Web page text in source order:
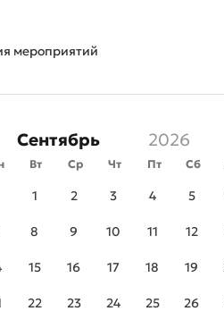
мероприятий
Сентябрь
Вт Ср Чт Пт Сб
1 2 3 4 5
8 9 10 11 12
15 16 17 18 19
22 23 24 25 26